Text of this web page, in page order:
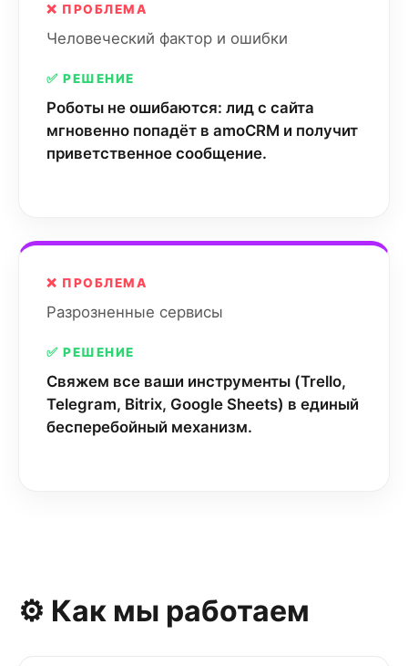
❌ ПРОБЛЕМА
Человеческий фактор и ошибки
✅ РЕШЕНИЕ
Роботы не ошибаются: лид с сайта
мгновенно попадёт в amoCRM и получит
приветственное сообщение.
❌ ПРОБЛЕМА
Разрозненные сервисы
✅ РЕШЕНИЕ
Свяжем все ваши инструменты (Trello,
Telegram, Bitrix, Google Sheets) в единый
бесперебойный механизм.
⚙️ Как мы работаем